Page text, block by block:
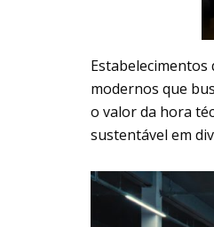
modernos que
o valor da hora
sustentável em